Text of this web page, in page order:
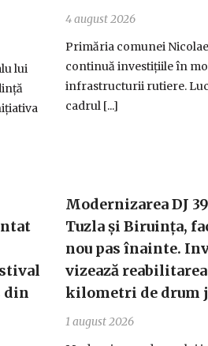
lui
4 august 2026
Primăria comunei
continuă investițiile în
infrastructurii rutiere.
cadrul [...]
din
Modernizarea DJ
Tuzla și Biruința,
nou pas înainte.
vizează reabilitarea
kilometri de drum
1 august 2026